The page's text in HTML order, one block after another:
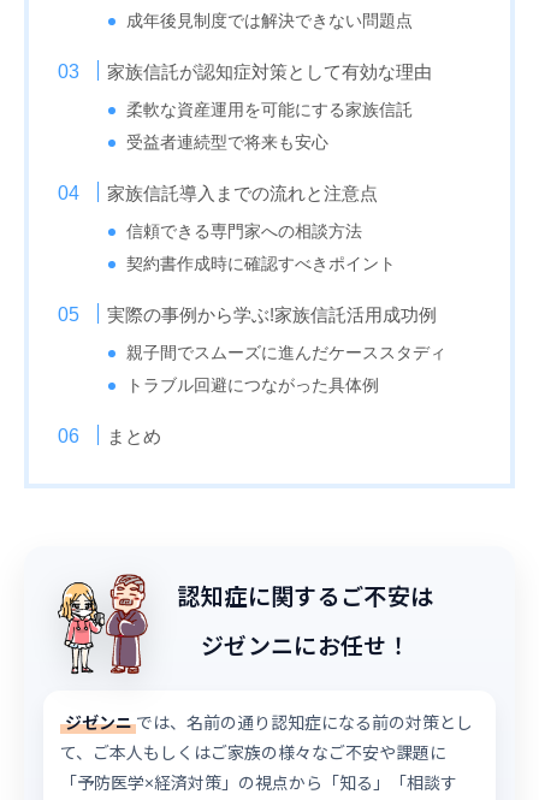
成年後見制度では解決できない問題点
家族信託が認知症対策として有効な理由
柔軟な資産運用を可能にする家族信託
受益者連続型で将来も安心
家族信託導入までの流れと注意点
信頼できる専門家への相談方法
契約書作成時に確認すべきポイント
実際の事例から学ぶ!家族信託活用成功例
親子間でスムーズに進んだケーススタディ
トラブル回避につながった具体例
まとめ
認知症に関するご不安は
ジゼンニにお任せ！
ジゼンニ では、名前の通り認知症になる前の対策とし
て、ご本人もしくはご家族の様々なご不安や課題に
「予防医学×経済対策」の視点から「知る」「相談す